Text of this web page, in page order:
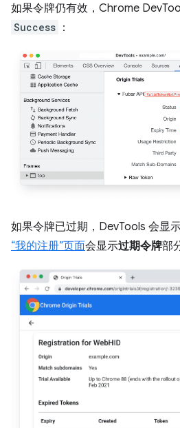
如果令牌仍有效，Chrome
Success ：
如果令牌已过期，DevTools 会显
“我的注册”页面会显示过期令牌部